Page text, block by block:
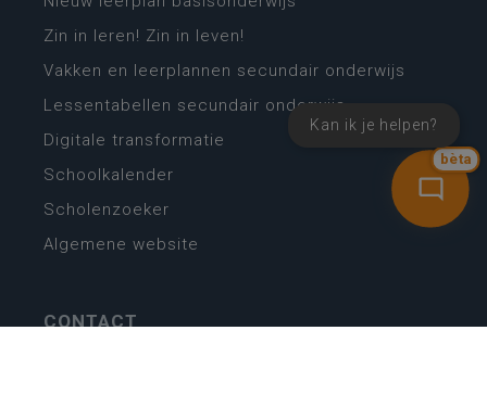
bèta
Kan ik je helpen?
Zin in leren! Zin in leven!
Vakken en leerplannen secundair onderwijs
Lessentabellen secundair onderwijs
Digitale transformatie
Schoolkalender
Scholenzoeker
Algemene website
CONTACT